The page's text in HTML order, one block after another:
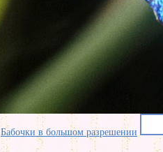
Бабочки в большом разрешении